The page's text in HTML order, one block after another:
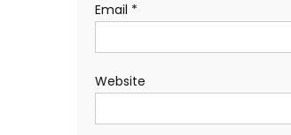
Email *
Website